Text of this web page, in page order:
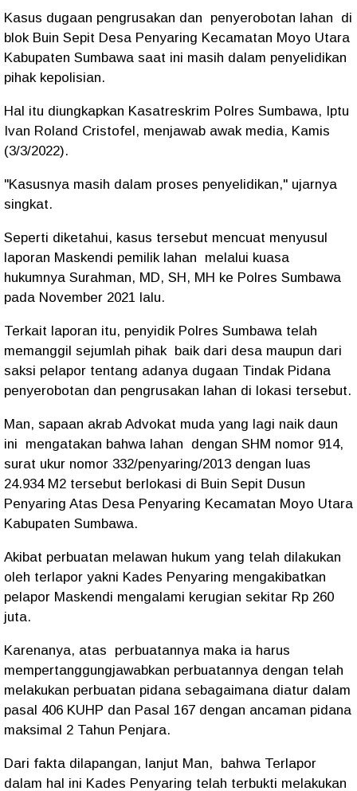
Kasus dugaan pengrusakan dan penyerobotan lahan di
blok Buin Sepit Desa Penyaring Kecamatan Moyo Utara
Kabupaten Sumbawa saat ini masih dalam penyelidikan
pihak kepolisian.
Hal itu diungkapkan Kasatreskrim Polres Sumbawa, Iptu
Ivan Roland Cristofel, menjawab awak media, Kamis
(3/3/2022).
"Kasusnya masih dalam proses penyelidikan," ujarnya
singkat.
Seperti diketahui, kasus tersebut mencuat menyusul
laporan Maskendi pemilik lahan melalui kuasa
hukumnya Surahman, MD, SH, MH ke Polres Sumbawa
pada November 2021 lalu.
Terkait laporan itu, penyidik Polres Sumbawa telah
memanggil sejumlah pihak baik dari desa maupun dari
saksi pelapor tentang adanya dugaan Tindak Pidana
penyerobotan dan pengrusakan lahan di lokasi tersebut.
Man, sapaan akrab Advokat muda yang lagi naik daun
ini mengatakan bahwa lahan dengan SHM nomor 914,
surat ukur nomor 332/penyaring/2013 dengan luas
24.934 M2 tersebut berlokasi di Buin Sepit Dusun
Penyaring Atas Desa Penyaring Kecamatan Moyo Utara
Kabupaten Sumbawa.
Akibat perbuatan melawan hukum yang telah dilakukan
oleh terlapor yakni Kades Penyaring mengakibatkan
pelapor Maskendi mengalami kerugian sekitar Rp 260
juta.
Karenanya, atas perbuatannya maka ia harus
mempertanggungjawabkan perbuatannya dengan telah
melakukan perbuatan pidana sebagaimana diatur dalam
pasal 406 KUHP dan Pasal 167 dengan ancaman pidana
maksimal 2 Tahun Penjara.
Dari fakta dilapangan, lanjut Man, bahwa Terlapor
dalam hal ini Kades Penyaring telah terbukti melakukan